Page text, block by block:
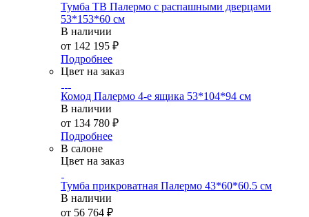
Тумба ТВ Палермо с распашными дверцами
53*153*60 см
В наличии
от 142 195 ₽
Подробнее
Цвет на заказ
Комод Палермо 4-е ящика 53*104*94 см
В наличии
от 134 780 ₽
Подробнее
В салоне
Цвет на заказ
Тумба прикроватная Палермо 43*60*60.5 см
В наличии
от 56 764 ₽